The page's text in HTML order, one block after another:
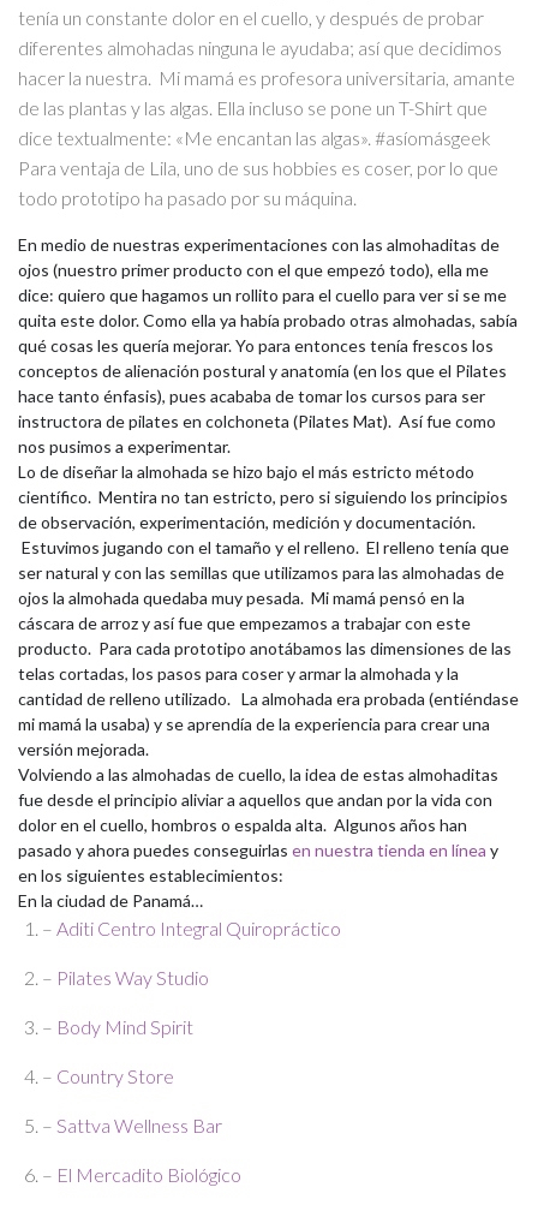
tenía un constante dolor en el cuello, y después de probar
diferentes almohadas ninguna le ayudaba; así que decidimos
hacer la nuestra. Mi mamá es profesora universitaria, amante
de las plantas y las algas. Ella incluso se pone un T-Shirt que
dice textualmente: «Me encantan las algas». #asíomásgeek
Para ventaja de Lila, uno de sus hobbies es coser, por lo que
todo prototipo ha pasado por su máquina.
En medio de nuestras experimentaciones con las almohaditas de
ojos (nuestro primer producto con el que empezó todo), ella me
dice: quiero que hagamos un rollito para el cuello para ver si se me
quita este dolor. Como ella ya había probado otras almohadas, sabía
qué cosas les quería mejorar. Yo para entonces tenía frescos los
conceptos de alienación postural y anatomía (en los que el Pilates
hace tanto énfasis), pues acababa de tomar los cursos para ser
instructora de pilates en colchoneta (Pilates Mat). Así fue como
nos pusimos a experimentar.
Lo de diseñar la almohada se hizo bajo el más estricto método
científico. Mentira no tan estricto, pero si siguiendo los principios
de observación, experimentación, medición y documentación.
Estuvimos jugando con el tamaño y el relleno. El relleno tenía que
ser natural y con las semillas que utilizamos para las almohadas de
ojos la almohada quedaba muy pesada. Mi mamá pensó en la
cáscara de arroz y así fue que empezamos a trabajar con este
producto. Para cada prototipo anotábamos las dimensiones de las
telas cortadas, los pasos para coser y armar la almohada y la
cantidad de relleno utilizado. La almohada era probada (entiéndase
mi mamá la usaba) y se aprendía de la experiencia para crear una
versión mejorada.
Volviendo a las almohadas de cuello, la idea de estas almohaditas
fue desde el principio aliviar a aquellos que andan por la vida con
dolor en el cuello, hombros o espalda alta. Algunos años han
pasado y ahora puedes conseguirlas en nuestra tienda en línea y
en los siguientes establecimientos:
En la ciudad de Panamá…
– Aditi Centro Integral Quiropráctico
– Pilates Way Studio
– Body Mind Spirit
– Country Store
– Sattva Wellness Bar
– El Mercadito Biológico